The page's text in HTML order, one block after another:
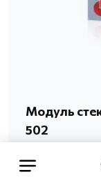
Модуль
502
Устройство
который